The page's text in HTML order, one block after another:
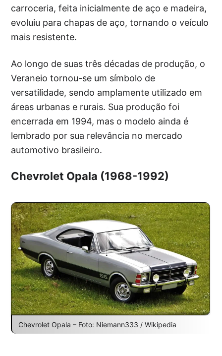
carroceria, feita inicialmente de aço e madeira,
evoluiu para chapas de aço, tornando o veículo
mais resistente.
Ao longo de suas três décadas de produção, o
Veraneio tornou-se um símbolo de
versatilidade, sendo amplamente utilizado em
áreas urbanas e rurais. Sua produção foi
encerrada em 1994, mas o modelo ainda é
lembrado por sua relevância no mercado
automotivo brasileiro.
Chevrolet Opala (1968-1992)
Chevrolet Opala – Foto: Niemann333 / Wikipedia